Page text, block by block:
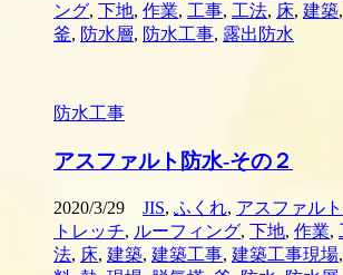
ング, 下地, 作業, 工事, 工法, 床, 建築,
釜, 防水層, 防水工事, 露出防水
防水工事
アスファルト防水-その２
2020/3/29 JIS, ふくれ, アスファルト
トレッチ, ルーフィング, 下地, 作業,
法, 床, 建築, 建築工事, 建築工事現場,